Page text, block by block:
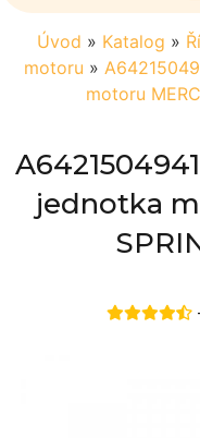
Úvod » Katalog »
motoru »
motoru
jednotka